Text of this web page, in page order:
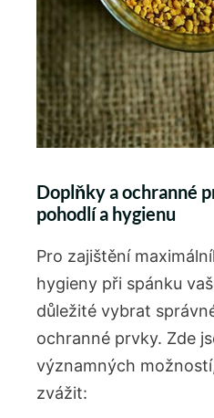
Doplňky a ochranné
pohodlí a hygienu
Pro zajištění
⁣hygieny při spánku
důležité vybrat
ochranné prvky. Zde
významných
zvážit: